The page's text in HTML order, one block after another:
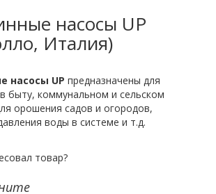
насосы UP
Италия)
насосы UP предназначены для
быту, коммунальном и сельском
орошения садов и огородов,
воды в системе и т.д.
товар?